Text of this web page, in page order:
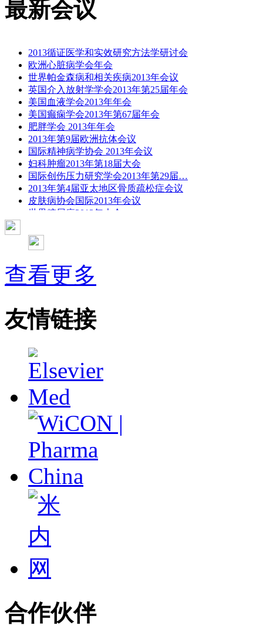
最新会议
2013循证医学和实效研究方法学研讨会
欧洲心脏病学会年会
世界帕金森病和相关疾病2013年会议
英国介入放射学学会2013年第25届年会
美国血液学会2013年年会
美国癫痫学会2013年第67届年会
肥胖学会 2013年年会
2013年第9届欧洲抗体会议
国际精神病学协会 2013年会议
妇科肿瘤2013年第18届大会
国际创伤压力研究学会2013年第29届…
2013年第4届亚太地区骨质疏松症会议
皮肤病协会国际2013年会议
世界糖尿病2013年大会
彭晓霞---诊断试验的Meta分析
武姗姗---累积Meta分析和TSA分析
孙凤---Network Meta分析
杨智荣---Cochrane综述实战经验分享
杨祖耀---疾病频率资料的Meta分析
查看更多
友情链接
合作伙伴